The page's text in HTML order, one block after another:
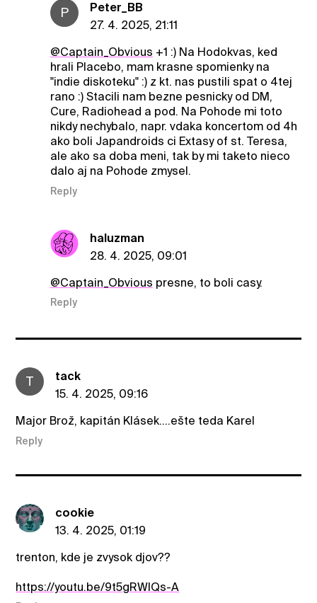
P
Peter_BB
27. 4. 2025, 21:11
@Captain_Obvious +1 :) Na Hodokvas, ked
hrali Placebo, mam krasne spomienky na
"indie diskoteku" :) z kt. nas pustili spat o 4tej
rano :) Stacili nam bezne pesnicky od DM,
Cure, Radiohead a pod. Na Pohode mi toto
nikdy nechybalo, napr. vdaka koncertom od 4h
ako boli Japandroids ci Extasy of st. Teresa,
ale ako sa doba meni, tak by mi taketo nieco
dalo aj na Pohode zmysel.
Reply
haluzman
28. 4. 2025, 09:01
@Captain_Obvious presne, to boli casy.
Reply
T
tack
15. 4. 2025, 09:16
Major Brož, kapitán Klásek....ešte teda Karel
Reply
cookie
13. 4. 2025, 01:19
trenton, kde je zvysok djov??
https://youtu.be/9t5gRWIQs-A